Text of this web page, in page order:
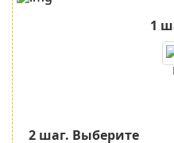
1
2 шаг. Выберите